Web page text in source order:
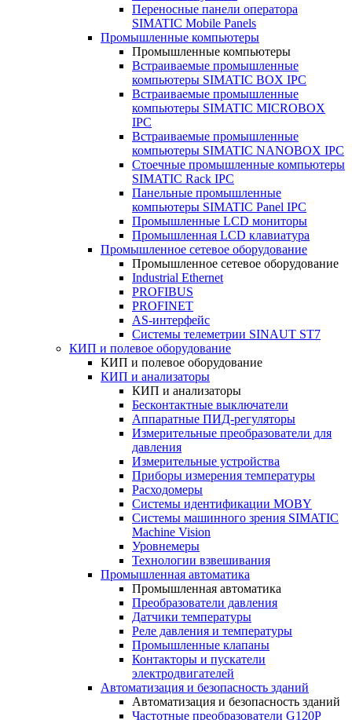
Переносные панели оператора
SIMATIC Mobile Panels
Промышленные компьютеры
Промышленные компьютеры
Встраиваемые промышленные
компьютеры SIMATIC BOX IPC
Встраиваемые промышленные
компьютеры SIMATIC MICROBOX
IPC
Встраиваемые промышленные
компьютеры SIMATIC NANOBOX IPC
Стоечные промышленные компьютеры
SIMATIC Rack IPC
Панельные промышленные
компьютеры SIMATIC Panel IPC
Промышленные LCD мониторы
Промышленная LCD клавиатура
Промышленное сетевое оборудование
Промышленное сетевое оборудование
Industrial Ethernet
PROFIBUS
PROFINET
AS-интерфейс
Системы телеметрии SINAUT ST7
КИП и полевое оборудование
КИП и полевое оборудование
КИП и анализаторы
КИП и анализаторы
Бесконтактные выключатели
Аппаратные ПИД-регуляторы
Измерительные преобразователи для
давления
Измерительные устройства
Приборы измерения температуры
Расходомеры
Системы идентификации MOBY
Системы машинного зрения SIMATIC
Machine Vision
Уровнемеры
Технологии взвешивания
Промышленная автоматика
Промышленная автоматика
Преобразователи давления
Датчики температуры
Реле давления и температуры
Промышленные клапаны
Контакторы и пускатели
электродвигателей
Автоматизация и безопасность зданий
Автоматизация и безопасность зданий
Частотные преобразователи G120P